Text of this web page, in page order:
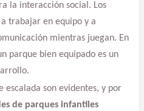
la interacción social. Los
trabajar en equipo y a
mientras juegan. En
parque bien equipado es un
escalada son evidentes, y por
de parques infantiles